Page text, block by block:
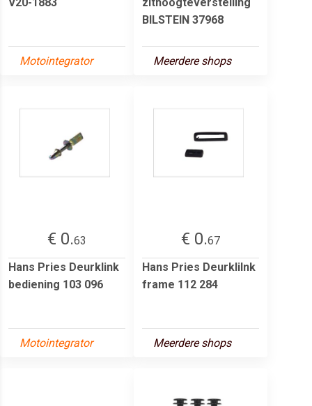
Motointegrator
BILSTEIN 37968
Meerdere shops
€ 0.63
Hans Pries Deurklink
bediening 103 096
Motointegrator
€ 0.67
Hans Pries Deurklilnk
frame 112 284
Meerdere shops